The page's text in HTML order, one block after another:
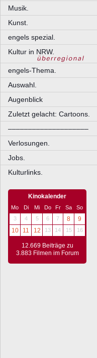
Musik.
Kunst.
engels spezial.
Kultur in NRW.
engels-Thema.
Auswahl.
Augenblick
Zuletzt gelacht: Cartoons.
––––––––––––––––––––
Verlosungen.
Jobs.
Kulturlinks.
Kinokalender
Mo Di Mi Do Fr Sa
So
3
4 5 6 7 8
9
10
11 12 13 14 15 16
12.669 Beiträge zu
3.883 Filmen im Forum